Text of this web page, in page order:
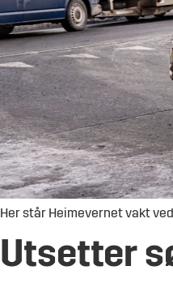
Her står Heimevernet vakt
Utsetter